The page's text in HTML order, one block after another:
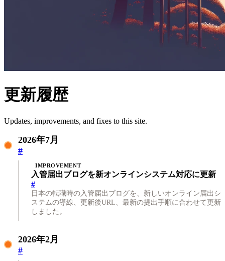
更新履歴
Updates, improvements, and fixes to this site.
2026年7月
#
IMPROVEMENT
入管届出ブログを新オンラインシステム対応に更新
#
日本の転職時の入管届出ブログを、新しいオンライン届出シ
ステムの導線、更新後URL、最新の提出手順に合わせて更新
しました。
2026年2月
#